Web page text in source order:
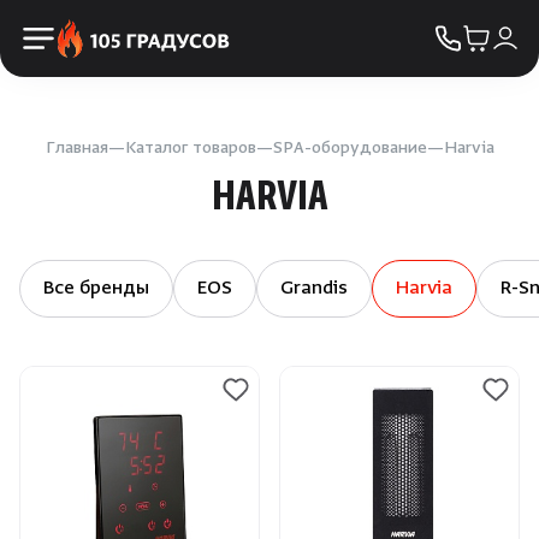
Освещение
Двери
Пиломатериалы
Облицовка и порталы
SPA-оборудование
Главная Каталог товаров SPA-оборудование Harvia
HARVIA
Все бренды EOS Grandis Harvia R-